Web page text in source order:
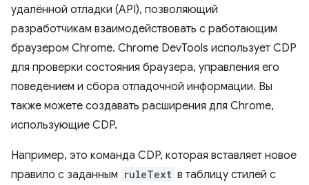
удалённой отладки (API), позволяющий
разработчикам взаимодействовать с работающим
браузером Chrome. Chrome DevTools использует CDP
для проверки состояния браузера, управления его
поведением и сбора отладочной информации. Вы
также можете создавать расширения для Chrome,
использующие CDP.
Например, это команда CDP, которая вставляет новое
правило с заданным ruleText в таблицу стилей с